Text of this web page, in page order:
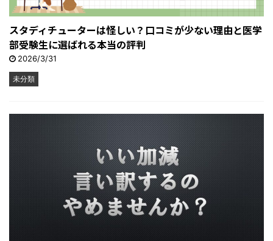
スタディチューターは怪しい？口コミが少ない理由と医学
部受験生に選ばれる本当の評判
2026/3/31
未分類